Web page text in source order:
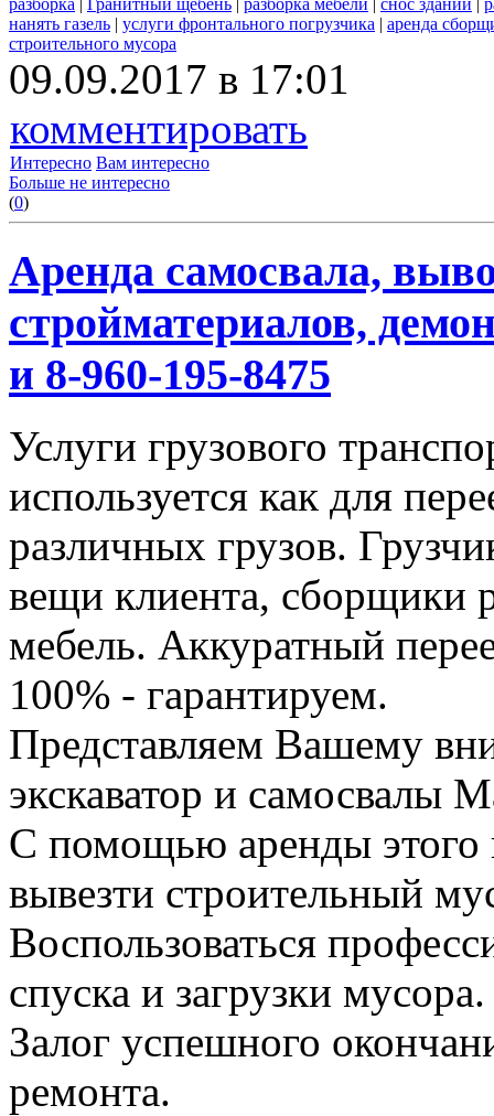
разборка Гранитный щебень разборка мебели снос зданий
нанять газель | услуги фронтального погрузчика | аренда
строительного мусора
09.09.2017 в 17:01
комментировать
Интересно Вам интересно
Больше не интересно
(0)
Аренда самосвала,
стройматериалов,
и 8-960-195-8475
Услуги грузового
используется как для
различных грузов.
вещи клиента, сборщики
мебель. Аккуратный
100% - гарантируем.
Представляем Вашему
экскаватор и самосвалы
С помощью аренды этого
вывезти строительный
Воспользоваться
спуска и загрузки мусора.
Залог успешного
ремонта.